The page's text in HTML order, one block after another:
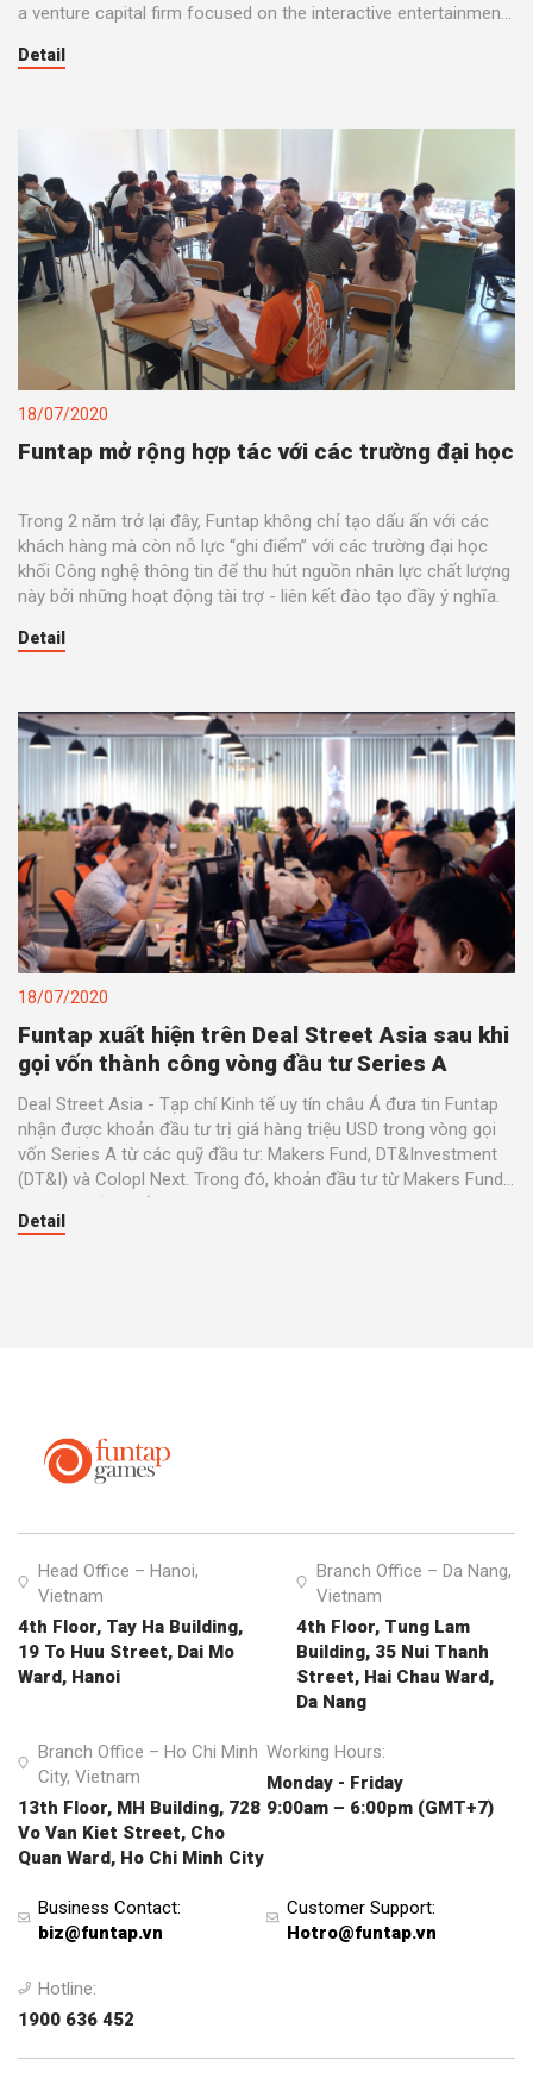
a venture capital firm focused on the interactive entertainment
Detail
18/07/2020
Funtap mở rộng hợp tác với các trường đại học
Trong 2 năm trở lại đây, Funtap không chỉ tạo dấu ấn với các
khách hàng mà còn nỗ lực “ghi điểm” với các trường đại học
khối Công nghệ thông tin để thu hút nguồn nhân lực chất lượng
này bởi những hoạt động tài trợ - liên kết đào tạo đầy ý nghĩa.
Detail
18/07/2020
Funtap xuất hiện trên Deal Street Asia sau khi
gọi vốn thành công vòng đầu tư Series A
Deal Street Asia - Tạp chí Kinh tế uy tín châu Á đưa tin Funtap
nhận được khoản đầu tư trị giá hàng triệu USD trong vòng gọi
vốn Series A từ các quỹ đầu tư: Makers Fund, DT&Investment
(DT&I) và Colopl Next. Trong đó, khoản đầu tư từ Makers Fund
có giá trị lớn nhất.
Detail
Head Office – Hanoi,
Vietnam
4th Floor, Tay Ha Building,
19 To Huu Street, Dai Mo
Ward, Hanoi
Branch Office – Da Nang,
Vietnam
4th Floor, Tung Lam
Building, 35 Nui Thanh
Street, Hai Chau Ward,
Da Nang
Branch Office – Ho Chi Minh
City, Vietnam
13th Floor, MH Building, 728
Vo Van Kiet Street, Cho
Quan Ward, Ho Chi Minh City
Working Hours:
Monday - Friday
9:00am – 6:00pm (GMT+7)
Business Contact:
biz@funtap.vn
Customer Support:
Hotro@funtap.vn
Hotline:
1900 636 452